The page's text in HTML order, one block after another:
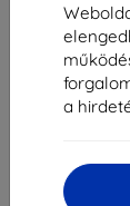
a
3mk Paper
(TB336)-hez
Alkalmas:
9 290 Ft
8
Ár ÁFA nelkül